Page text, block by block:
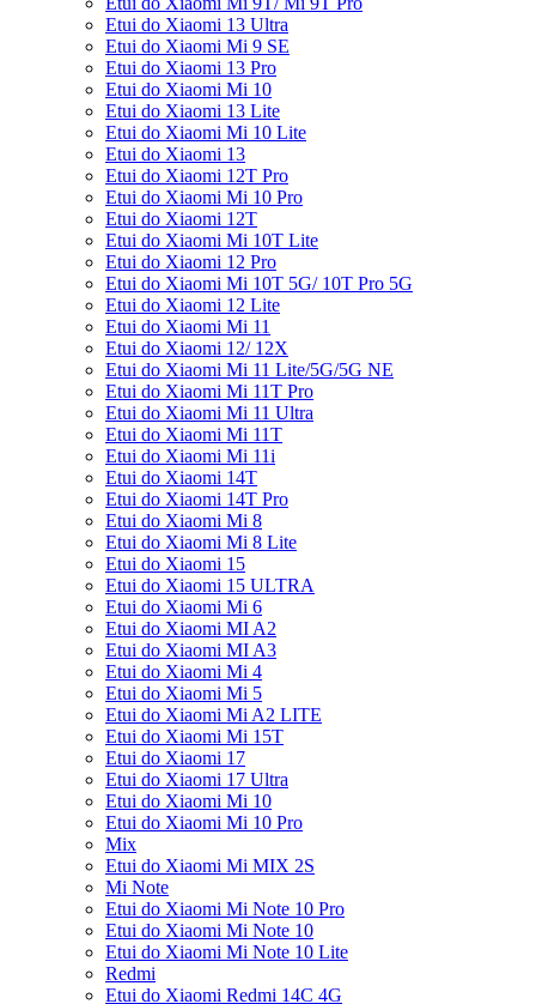
Etui do Xiaomi 13 Ultra
Etui do Xiaomi Mi 9 SE
Etui do Xiaomi 13 Pro
Etui do Xiaomi Mi 10
Etui do Xiaomi 13 Lite
Etui do Xiaomi Mi 10 Lite
Etui do Xiaomi 13
Etui do Xiaomi 12T Pro
Etui do Xiaomi Mi 10 Pro
Etui do Xiaomi 12T
Etui do Xiaomi Mi 10T Lite
Etui do Xiaomi 12 Pro
Etui do Xiaomi Mi 10T 5G/ 10T Pro 5G
Etui do Xiaomi 12 Lite
Etui do Xiaomi Mi 11
Etui do Xiaomi 12/ 12X
Etui do Xiaomi Mi 11 Lite/5G/5G NE
Etui do Xiaomi Mi 11T Pro
Etui do Xiaomi Mi 11 Ultra
Etui do Xiaomi Mi 11T
Etui do Xiaomi Mi 11i
Etui do Xiaomi 14T
Etui do Xiaomi 14T Pro
Etui do Xiaomi Mi 8
Etui do Xiaomi Mi 8 Lite
Etui do Xiaomi 15
Etui do Xiaomi 15 ULTRA
Etui do Xiaomi Mi 6
Etui do Xiaomi MI A2
Etui do Xiaomi MI A3
Etui do Xiaomi Mi 4
Etui do Xiaomi Mi 5
Etui do Xiaomi Mi A2 LITE
Etui do Xiaomi Mi 15T
Etui do Xiaomi 17
Etui do Xiaomi 17 Ultra
Etui do Xiaomi Mi 10
Etui do Xiaomi Mi 10 Pro
Mix
Etui do Xiaomi Mi MIX 2S
Mi Note
Etui do Xiaomi Mi Note 10 Pro
Etui do Xiaomi Mi Note 10
Etui do Xiaomi Mi Note 10 Lite
Redmi
Etui do Xiaomi Redmi 14C 4G